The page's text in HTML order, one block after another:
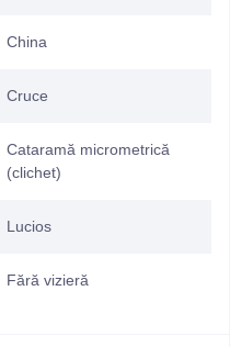
China
Cruce
Cataramă micrometrică
(clichet)
Lucios
Fără vizieră